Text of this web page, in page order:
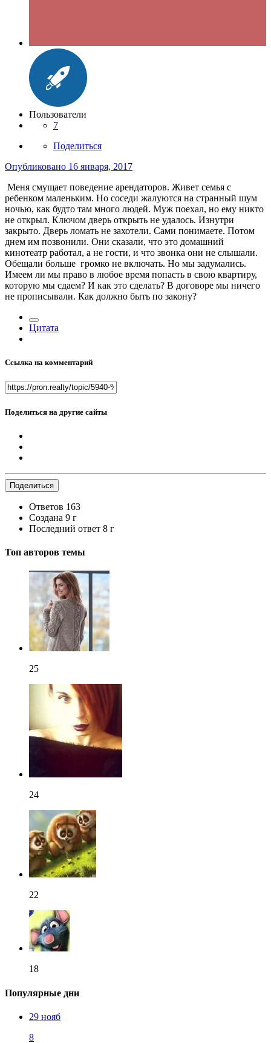
Пользователи
7
Поделиться
Опубликовано 16 января, 2017
Меня смущает поведение арендаторов. Живет семья с
ребенком маленьким. Но соседи жалуются на странный шум
ночью, как будто там много людей. Муж поехал, но ему никто
не открыл. Ключом дверь открыть не удалось. Изнутри
закрыто. Дверь ломать не захотели. Сами понимаете. Потом
днем им позвонили. Они сказали, что это домашний
кинотеатр работал, а не гости, и что звонка они не слышали.
Обещали больше громко не включать. Но мы задумались.
Имеем ли мы право в любое время попасть в свою квартиру,
которую мы сдаем? И как это сделать? В договоре мы ничего
не прописывали. Как должно быть по закону?
Цитата
Ссылка на комментарий
Поделиться на другие сайты
Поделиться
Ответов 163
Создана 9 г
Последний ответ 8 г
Топ авторов темы
25
24
22
18
Популярные дни
29 нояб
8